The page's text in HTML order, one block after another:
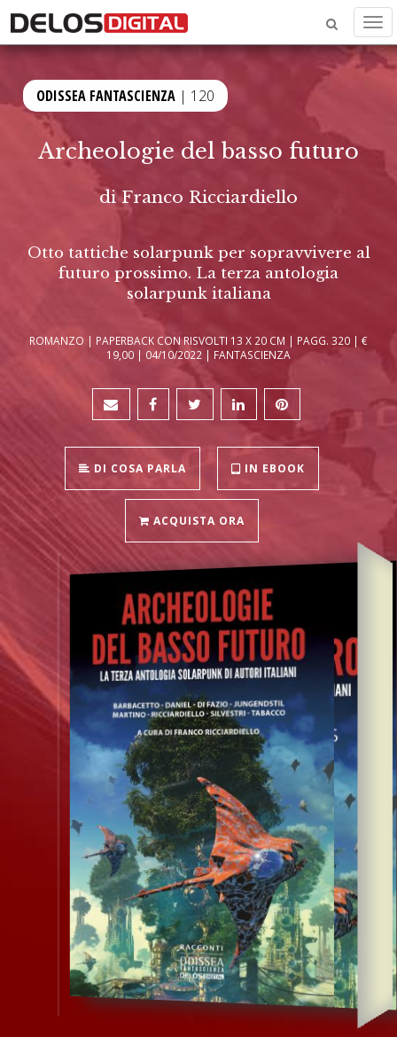
ODISSEA FANTASCIENZA | 120
Archeologie del basso futuro
diFranco Ricciardiello
Otto tattiche solarpunk per sopravvivere al
futuro prossimo. La terza antologia
solarpunk italiana
ROMANZO | PAPERBACK CON RISVOLTI 13 X 20 CM | PAGG. 320 | €
19,00 | 04/10/2022 | FANTASCIENZA
DI COSA PARLA IN EBOOK
ACQUISTA ORA